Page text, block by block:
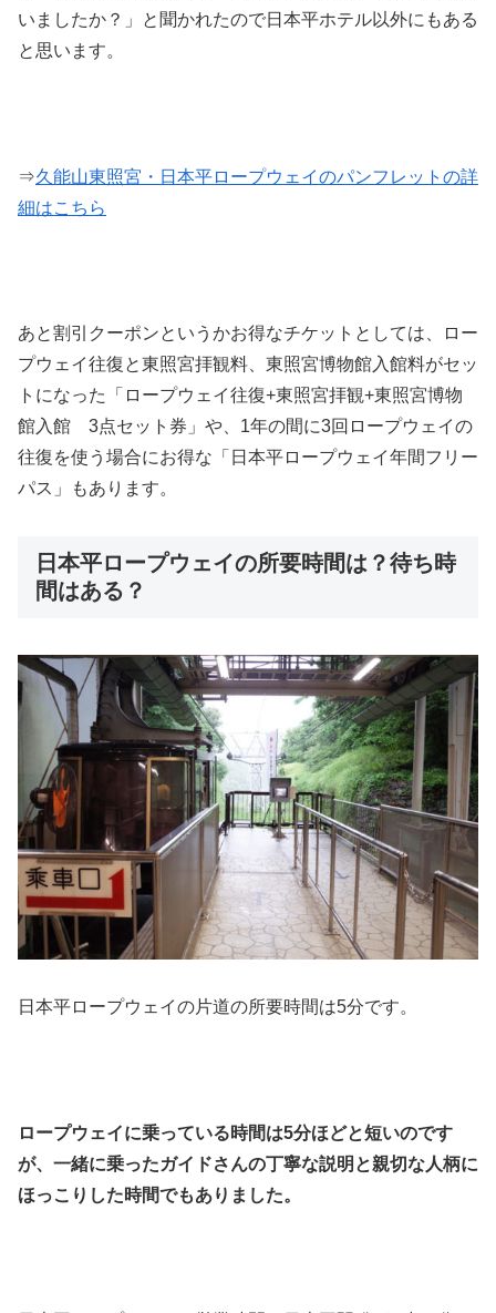
いましたか？」と聞かれたので日本平ホテル以外にもある
と思います。
⇒久能山東照宮・日本平ロープウェイのパンフレットの詳
細はこちら
あと割引クーポンというかお得なチケットとしては、ロー
プウェイ往復と東照宮拝観料、東照宮博物館入館料がセッ
トになった「ロープウェイ往復+東照宮拝観+東照宮博物
館入館 3点セット券」や、1年の間に3回ロープウェイの
往復を使う場合にお得な「日本平ロープウェイ年間フリー
パス」もあります。
日本平ロープウェイの所要時間は？待ち時
間はある？
日本平ロープウェイの片道の所要時間は5分です。
ロープウェイに乗っている時間は5分ほどと短いのです
が、一緒に乗ったガイドさんの丁寧な説明と親切な人柄に
ほっこりした時間でもありました。